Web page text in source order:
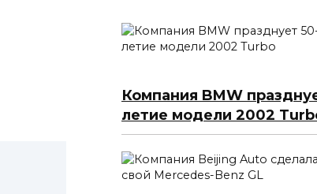
Компания BMW
летие модели 2002